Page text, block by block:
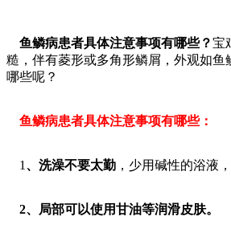
鱼鳞病患者具体注意事项有哪些？宝
糙，伴有菱形或多角形鳞屑，外观如
哪些呢？
鱼鳞病患者具体注意事项有哪些：
1 、洗澡不要太勤 ，少用碱性的浴液
2、局部可以使用甘油等润滑皮肤。